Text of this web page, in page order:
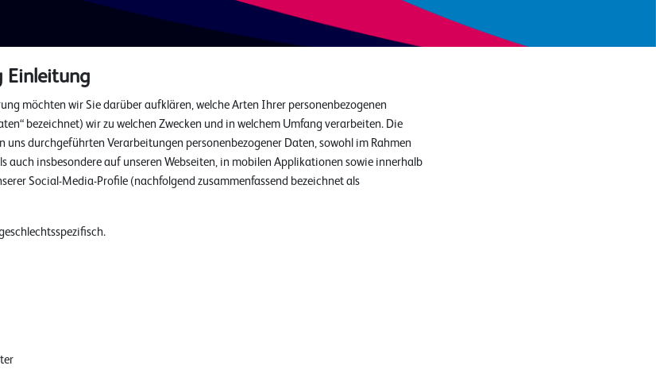
Einleitung
möchten wir Sie darüber aufklären, welche Arten Ihrer personenbezogenen
bezeichnet) wir zu welchen Zwecken und in welchem Umfang verarbeiten. Die
uns durchgeführten Verarbeitungen personenbezogener Daten, sowohl im Rahmen
auch insbesondere auf unseren Webseiten, in mobilen Applikationen sowie innerhalb
Social-Media-Profile (nachfolgend zusammenfassend bezeichnet als